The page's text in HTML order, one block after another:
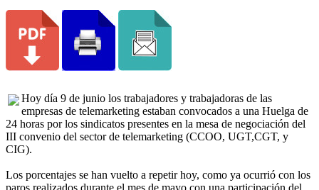
Hoy día 9 de junio los trabajadores y trabajadoras de las
empresas de telemarketing estaban convocados a una Huelga de
24 horas por los sindicatos presentes en la mesa de negociación del
III convenio del sector de telemarketing (CCOO, UGT,CGT, y
CIG).
Los porcentajes se han vuelto a repetir hoy, como ya ocurrió con los
paros realizados durante el mes de mayo con una participación del